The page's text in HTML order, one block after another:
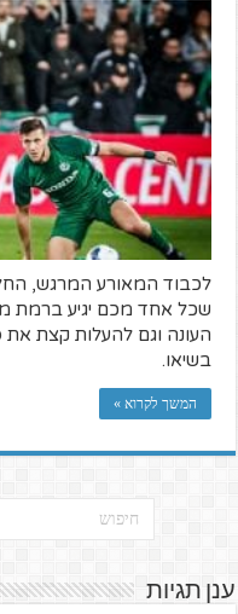
לכבוד המאורע המרגש,
שכל אחד מכם יגיע ברמת
העונה וגם להעלות קצת
בשיאו.
המשך לקרוא »
ענן תגיות